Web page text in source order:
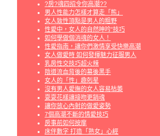
?房?魂四招令你高潮??
男人性能力怎樣才算走「熊」
女人致性頂點是男人的粗野
性愛中，女人的自然呻吟“技巧
如何學做個消魂的女人！
性愛指南，讓你們激情享受快樂高潮
女人做愛時 如何發揮魅力征服男人
乳房性交技巧超火辣
陰道流血背後的幕後黑手
女人的「性」趣剋星
沒有男人愛撫的女人容易枯萎
耍耍花樣讓接吻更銷魂
讓你放心內射的做愛姿勢
7個高潮不斷的情愛技巧
房事前如何按摩
床伴數字 打造「熟女」心經